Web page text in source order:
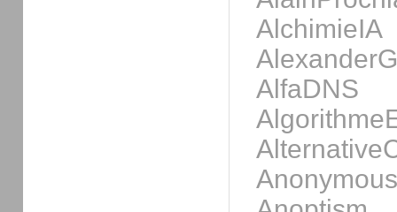
AlchimieIA
AlfaDNS